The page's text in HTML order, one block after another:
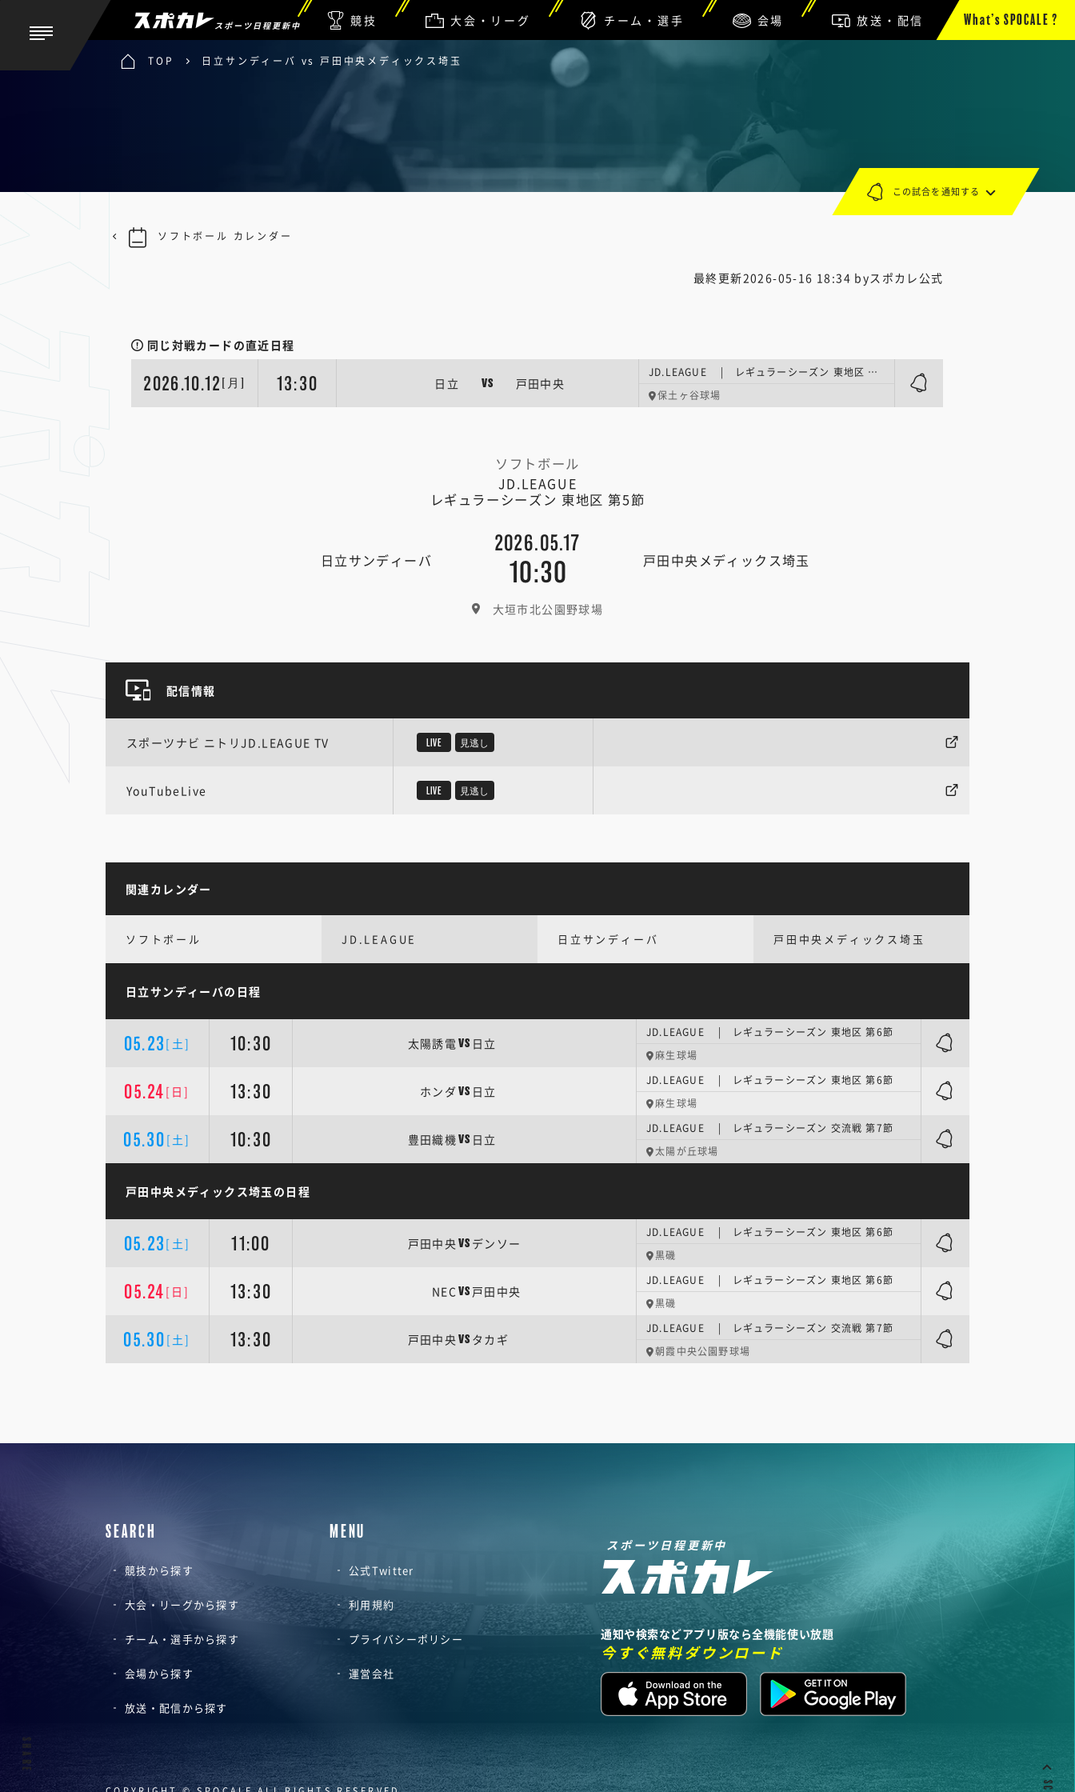
スポーツ日程更新中 競技 大会・リーグ チーム・選手 会場 放送・配信 What’s SPOCALE ?
TOP 日立サンディーバ vs 戸田中央メディックス埼玉
最終更新2026-05-16 18:34 byスポカレ公式
同じ対戦カードの直近日程
2026.10.12 [月] 13:30 日立 VS 戸田中央
JD.LEAGUE | レギュラーシーズン 東地区 第12節
保土ヶ谷球場
ソフトボール
JD.LEAGUE
レギュラーシーズン 東地区 第5節
日立サンディーバ
2026.05.17
10:30 戸田中央メディックス埼玉
大垣市北公園野球場
この試合を通知する
ソフトボール カレンダー
配信情報
スポーツナビ ニトリJD.LEAGUE TV LIVE 見逃し
YouTubeLive LIVE 見逃し
関連カレンダー
ソフトボール JD.LEAGUE 日立サンディーバ 戸田中央メディックス埼玉
日立サンディーバの日程
05.23 [土] 10:30 太陽誘電VS 日立
JD.LEAGUE | レギュラーシーズン 東地区 第6節
麻生球場
05.24 [日] 13:30 ホンダVS 日立
JD.LEAGUE | レギュラーシーズン 東地区 第6節
麻生球場
05.30 [土] 10:30 豊田織機VS 日立
JD.LEAGUE | レギュラーシーズン 交流戦 第7節
太陽が丘球場
戸田中央メディックス埼玉の日程
05.23 [土] 11:00 戸田中央VS デンソー
JD.LEAGUE | レギュラーシーズン 東地区 第6節
黒磯
05.24 [日] 13:30 NECVS 戸田中央
JD.LEAGUE | レギュラーシーズン 東地区 第6節
黒磯
05.30 [土] 13:30 戸田中央VS タカギ
JD.LEAGUE | レギュラーシーズン 交流戦 第7節
朝霞中央公園野球場
SEARCH
競技から探す
大会・リーグから探す
チーム・選手から探す
会場から探す
放送・配信から探す
MENU
公式Twitter
利用規約
プライバシーポリシー
運営会社
スポーツ日程更新中
通知や検索などアプリ版なら全機能使い放題
今すぐ無料ダウンロード
SHARE